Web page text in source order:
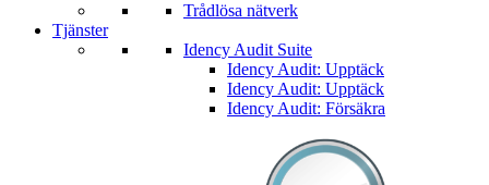
Trådlösa nätverk
Tjänster
Idency Audit Suite
Idency Audit: Upptäck
Idency Audit: Upptäck
Idency Audit: Försäkra